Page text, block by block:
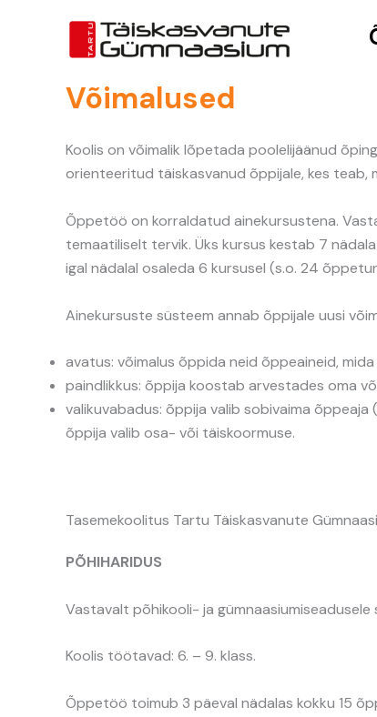
Võimalused
Koolis on võimalik lõpetada poolelijäänud
orienteeritud täiskasvanud õppijale, kes teab,
Õppetöö on korraldatud ainekursustena.
temaatiliselt tervik. Üks kursus kestab 7
igal nädalal osaleda 6 kursusel (s.o. 24
Ainekursuste süsteem annab õppijale uusi
avatus: võimalus õppida neid õppeaineid,
paindlikkus: õppija koostab arvestades oma
valikuvabadus: õppija valib sobivaima
õppija valib osa- või täiskoormuse.
Tasemekoolitus Tartu Täiskasvanute
PÕHIHARIDUS
Vastavalt põhikooli- ja
Koolis töötavad: 6. – 9. klass.
Õppetöö toimub 3 päeval nädalas kokku 15